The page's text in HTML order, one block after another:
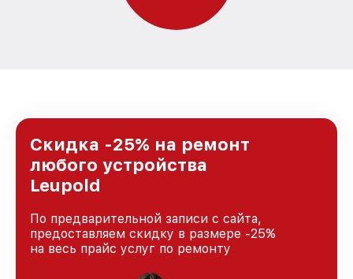
Скидка -25% на ремонт
любого устройства
Leupold
По предварительной записи с сайта,
предоставляем скидку в размере -25%
на весь прайс услуг по ремонту